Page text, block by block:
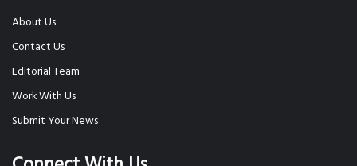
About Us
Contact Us
Editorial Team
Work With Us
Submit Your News